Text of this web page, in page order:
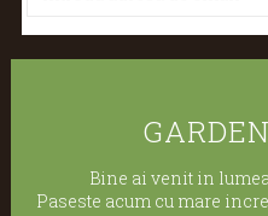
Bine ai venit in
Paseste acum cu mare